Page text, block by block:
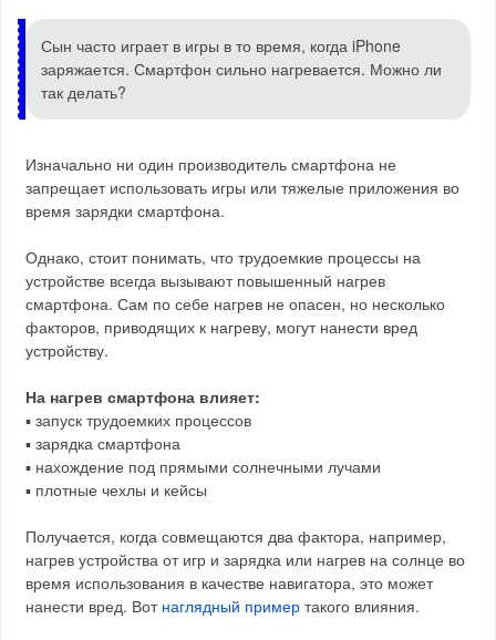
Сын часто играет в игры в то время, когда iPhone
заряжается. Смартфон сильно нагревается. Можно ли
так делать?
Изначально ни один производитель смартфона не
запрещает использовать игры или тяжелые приложения во
время зарядки смартфона.
Однако, стоит понимать, что трудоемкие процессы на
устройстве всегда вызывают повышенный нагрев
смартфона. Сам по себе нагрев не опасен, но несколько
факторов, приводящих к нагреву, могут нанести вред
устройству.
На нагрев смартфона влияет:
▪️ запуск трудоемких процессов
▪️ зарядка смартфона
▪️ нахождение под прямыми солнечными лучами
▪️ плотные чехлы и кейсы
Получается, когда совмещаются два фактора, например,
нагрев устройства от игр и зарядка или нагрев на солнце во
время использования в качестве навигатора, это может
нанести вред. Вот наглядный пример такого влияния.